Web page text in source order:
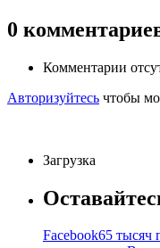
0
Комментарии
Авторизуйтесь чтобы
Загрузка
Facebook65 тысяч